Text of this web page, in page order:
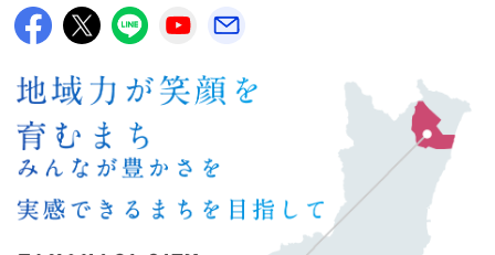
高萩市公式Facebook
高萩市公式X
高萩市公式LINE
高萩市YouTube公式チャンネル